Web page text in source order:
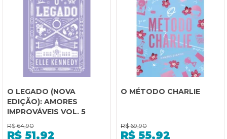
O LEGADO (NOVA
EDIÇÃO): AMORES
IMPROVÁVEIS VOL. 5
R$ 64,90
R$ 51,92
O MÉTODO CHARLIE
R$ 69,90
R$ 55,92